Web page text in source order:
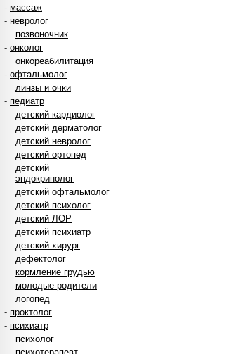
- массаж
- невролог
позвоночник
- онколог
онкореабилитация
- офтальмолог
линзы и очки
- педиатр
детский кардиолог
детский дерматолог
детский невролог
детский ортопед
детский
эндокринолог
детский офтальмолог
детский психолог
детский ЛОР
детский психиатр
детский хирург
дефектолог
кормление грудью
молодые родители
логопед
- проктолог
- психиатр
психолог